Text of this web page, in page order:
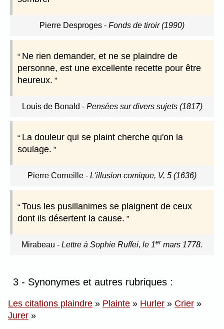
Pierre Desproges - Fonds de tiroir (1990)
Ne rien demander, et ne se plaindre de
personne, est une excellente recette pour être
heureux.
Louis de Bonald - Pensées sur divers sujets (1817)
La douleur qui se plaint cherche qu'on la
soulage.
Pierre Corneille - L'illusion comique, V, 5 (1636)
Tous les pusillanimes se plaignent de ceux
dont ils désertent la cause.
Mirabeau - Lettre à Sophie Ruffei, le 1er mars 1778.
3 - Synonymes et autres rubriques :
Les citations plaindre » Plainte » Hurler » Crier »
Jurer »